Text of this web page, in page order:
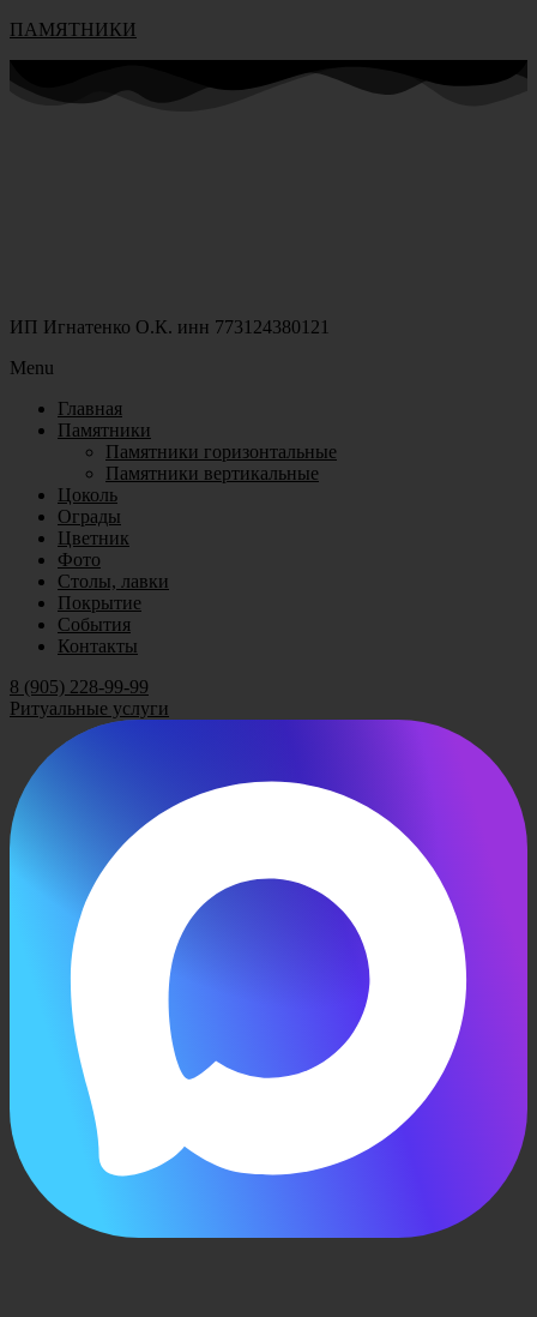
ПАМЯТНИКИ
ИП Игнатенко О.К. инн 773124380121
Menu
Главная
Памятники
Памятники горизонтальные
Памятники вертикальные
Цоколь
Ограды
Цветник
Фото
Столы, лавки
Покрытие
События
Контакты
8 (905) 228-99-99
Ритуальные услуги